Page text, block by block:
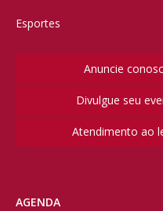
Esportes
Anuncie
Divulgue seu
Atendimento ao
AGENDA